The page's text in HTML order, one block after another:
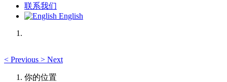
联系我们
English
< Previous > Next
你的位置